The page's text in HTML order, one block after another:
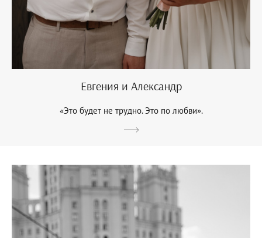
Евгения и Александр
«Это будет не трудно. Это по любви».